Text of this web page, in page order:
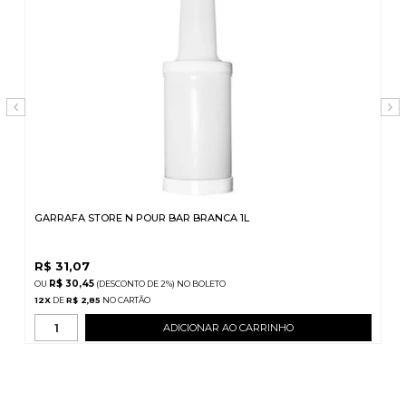
GARRAFA STORE N POUR BAR BRANCA 1L
R$ 31,07
R$ 30,45 (DESCONTO DE2%) NO BOLETO
12X DER$ 2,85
ADICIONAR AO CARRINHO